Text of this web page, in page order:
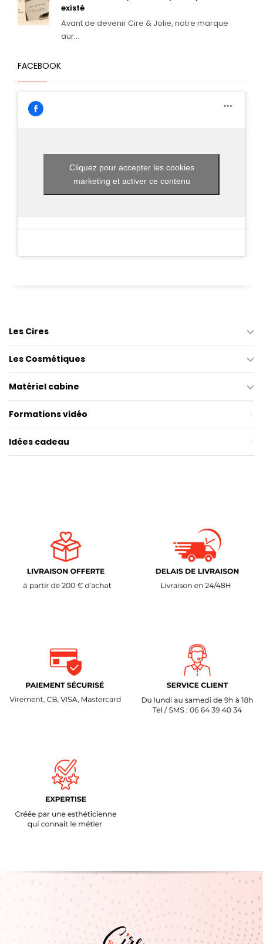
existé
Avant de devenir Cire & Jolie, notre marque
aur...
FACEBOOK
Cliquez pour accepter les cookies
marketing et activer ce contenu
Les Cires
Les Cosmétiques
Matériel cabine
Formations vidéo
Idées cadeau